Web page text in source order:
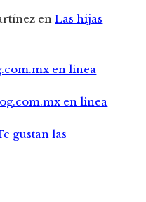
enLas hijas
en linea
en linea
gustan las